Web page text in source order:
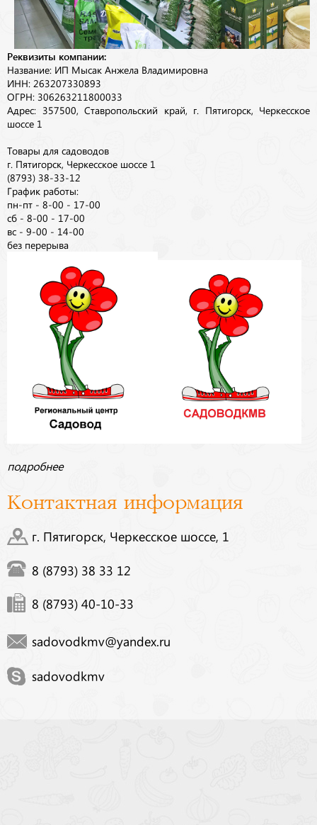
Реквизиты компании:
Название: ИП Мысак Анжела Владимировна
ИНН: 263207330893
ОГРН: 306263211800033
Адрес: 357500, Ставропольский край, г. Пятигорск, Черкесское
шоссе 1
Товары для садоводов
г. Пятигорск, Черкесское шоссе 1
(8793) 38-33-12
График работы:
пн-пт - 8-00 - 17-00
сб - 8-00 - 17-00
вс - 9-00 - 14-00
без перерыва
подробнее
Контактная информация
г. Пятигорск, Черкесское шоссе, 1
8 (8793) 38 33 12
8 (8793) 40-10-33
sadovodkmv@yandex.ru
sadovodkmv